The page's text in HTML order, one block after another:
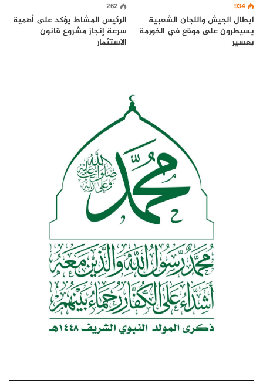
934
ابطال الجيش واللجان الشعبية
يسيطرون على موقع في الخورمة
بعسير
262
الرئيس المشاط يؤكد على أهمية
سرعة إنجاز مشروع قانون
الاستثمار